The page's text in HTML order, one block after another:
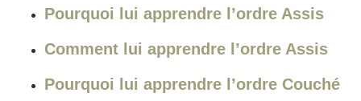
Pourquoi lui apprendre l’ordre Assis
Comment lui apprendre l’ordre Assis
Pourquoi lui apprendre l’ordre Couché